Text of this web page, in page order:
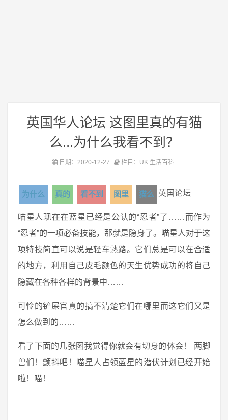
英国华人论坛 这图里真的有猫
么...为什么我看不到？
日期：2020-12-27 栏目：UK 生活百科
为什么 真的 看不到 图里 猫么 英国论坛
喵星人现在在蓝星已经是公认的“忍者”了……而作为
“忍者”的一项必备技能，那就是隐身了。喵星人对于这
项特技简直可以说是轻车熟路。它们总是可以在合适
的地方，利用自己皮毛颜色的天生优势成功的将自己
隐藏在各种各样的背景中……
可怜的铲屎官真的搞不清楚它们在哪里而这它们又是
怎么做到的……
看了下面的几张图我觉得你就会有切身的体会！ 两脚
兽们！颤抖吧！喵星人占领蓝星的潜伏计划已经开始
啦！喵！